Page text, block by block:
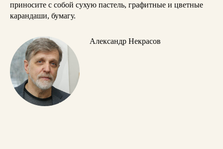
приносите с собой сухую пастель, графитные и цветные
карандаши, бумагу.
Александр Некрасов